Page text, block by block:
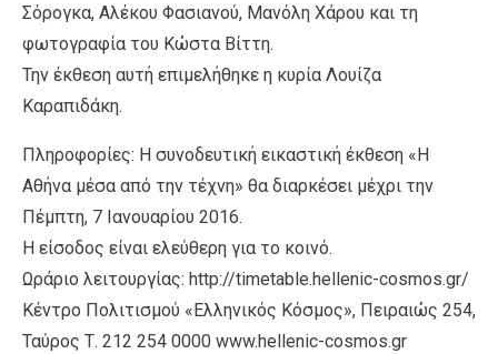
Σόρογκα, Αλέκου Φασιανού, Μανόλη Χάρου και τη
φωτογραφία του Κώστα Βίττη.
Την έκθεση αυτή επιμελήθηκε η κυρία Λουίζα
Καραπιδάκη.
Πληροφορίες: Η συνοδευτική εικαστική έκθεση «Η
Αθήνα μέσα από την τέχνη» θα διαρκέσει μέχρι την
Πέμπτη, 7 Ιανουαρίου 2016.
Η είσοδος είναι ελεύθερη για το κοινό.
Ωράριο λειτουργίας: http://timetable.hellenic-cosmos.gr/
Κέντρο Πολιτισμού «Ελληνικός Κόσμος», Πειραιώς 254,
Ταύρος Τ. 212 254 0000 www.hellenic-cosmos.gr